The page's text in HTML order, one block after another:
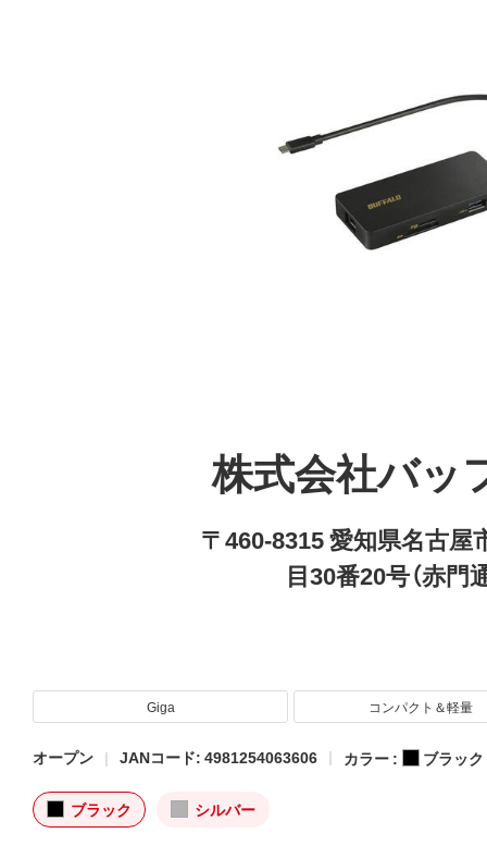
株式会社バッ
〒460-8315 愛知県名古屋
目30番20号（赤門
Giga コンパクト＆軽量
オープン JANコード: 4981254063606 カラー : ブラック
ブラック シルバー